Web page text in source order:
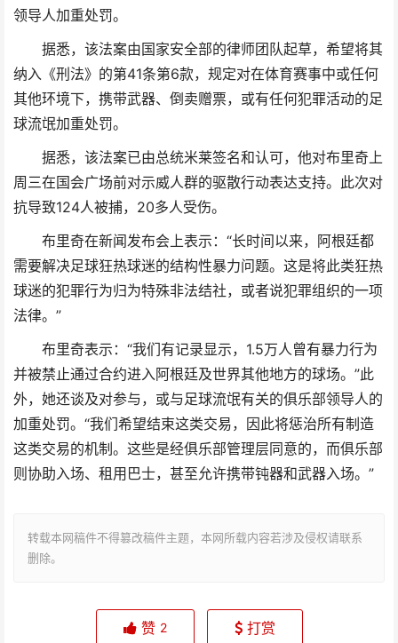
领导人加重处罚。
据悉，该法案由国家安全部的律师团队起草，希望将其
纳入《刑法》的第41条第6款，规定对在体育赛事中或任何
其他环境下，携带武器、倒卖赠票，或有任何犯罪活动的足
球流氓加重处罚。
据悉，该法案已由总统米莱签名和认可，他对布里奇上
周三在国会广场前对示威人群的驱散行动表达支持。此次对
抗导致124人被捕，20多人受伤。
布里奇在新闻发布会上表示：“长时间以来，阿根廷都
需要解决足球狂热球迷的结构性暴力问题。这是将此类狂热
球迷的犯罪行为归为特殊非法结社，或者说犯罪组织的一项
法律。”
布里奇表示：“我们有记录显示，1.5万人曾有暴力行为
并被禁止通过合约进入阿根廷及世界其他地方的球场。”此
外，她还谈及对参与，或与足球流氓有关的俱乐部领导人的
加重处罚。“我们希望结束这类交易，因此将惩治所有制造
这类交易的机制。这些是经俱乐部管理层同意的，而俱乐部
则协助入场、租用巴士，甚至允许携带钝器和武器入场。”
转载本网稿件不得篡改稿件主题，本网所载内容若涉及侵权请联系
删除。
赞 2 打赏